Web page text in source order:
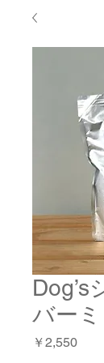
Dog’s
バー
￥2,550価